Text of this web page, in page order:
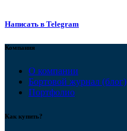
Написать в Telegram
Компания
О компании
Бортовой журнал (блог)
Портфолио
Как купить?